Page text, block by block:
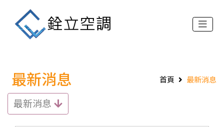
最新消息 首頁 最新消息
最新消息